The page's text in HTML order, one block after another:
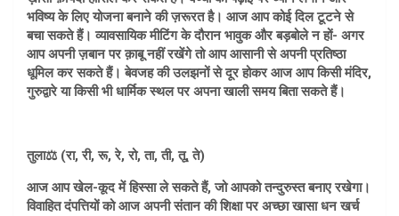
भविष्य के लिए योजना बनाने की ज़रूरत है। आज आप कोई दिल टूटने से
बचा सकते हैं। व्यावसायिक मीटिंग के दौरान भावुक और बड़बोले न हों- अगर
आप अपनी ज़बान पर क़ाबू नहीं रखेंगे तो आप आसानी से अपनी प्रतिष्ठा
धूमिल कर सकते हैं। बेवजह की उलझनों से दूर होकर आज आप किसी मंदिर,
गुरुद्वारे या किसी भी धार्मिक स्थल पर अपना खाली समय बिता सकते हैं।
तुला⚖️ (रा, री, रू, रे, रो, ता, ती, तू, ते)
आज आप खेल-कूद में हिस्सा ले सकते हैं, जो आपको तन्दुरुस्त बनाए रखेगा।
विवाहित दंपत्तियों को आज अपनी संतान की शिक्षा पर अच्छा खासा धन खर्च